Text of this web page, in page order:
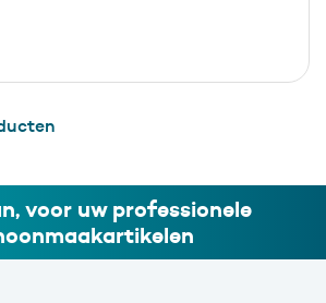
voor uw professionele